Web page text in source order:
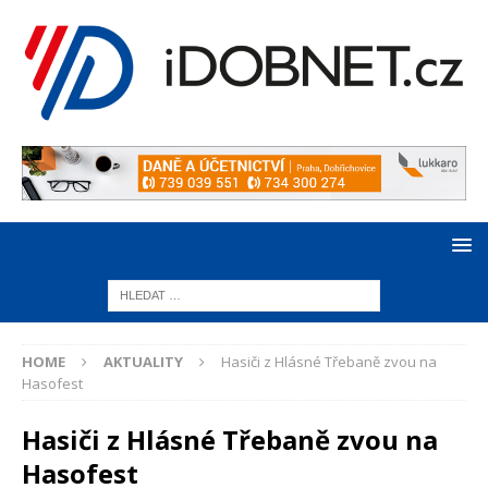
HOME AKTUALITY
Hasiči z Hlásné Třebaně zvou na
Hasofest
Hasiči z Hlásné Třebaně zvou na
Hasofest